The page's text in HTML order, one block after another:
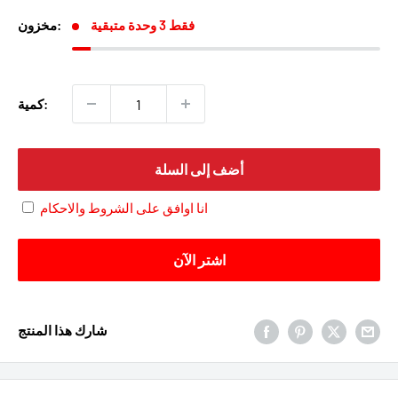
مخزون: فقط 3 وحدة متبقية
كمية:
أضف إلى السلة
انا اوافق على الشروط والاحكام
اشتر الآن
شارك هذا المنتج